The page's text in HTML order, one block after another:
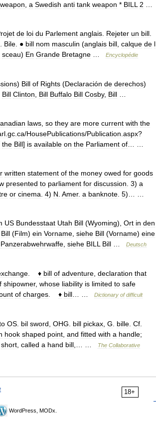
weapon a Swedish anti tank weapon * BILL 2
de loi du Parlement anglais Rejeter un bill
Bile ● bill nom masculin (anglais bill calque de l
sceau) En Grande Bretagne
Encyclopédie
) Bill of Rights (Declaración de derechos)
Bill Clinton Bill Buffalo Bill Cosby, Bill
laws so they are more current with the
gc ca/HousePublications/Publication aspx?
the Bill] is available on the Parliament of
written statement of the money owed for goods
presented to parliament for discussion 3) a
or cinema 4) N Amer. a banknote 5)… …
US Bundesstaat Utah Bill (Wyoming), Ort in den
Bill (Film) ein Vorname siehe Bill (Vorname) eine
Panzerabwehrwaffe siehe BILL Bill
Deutsch
♦ bill of adventure declaration that
shipowner, whose liability is limited to safe
of charges ♦ bill Dictionary of difficult
OS bil sword OHG bill pickax G bille Cf
hook shaped point and fitted with a handle;
short called a hand bill The Collaborative
18+
WordPress, MODx.